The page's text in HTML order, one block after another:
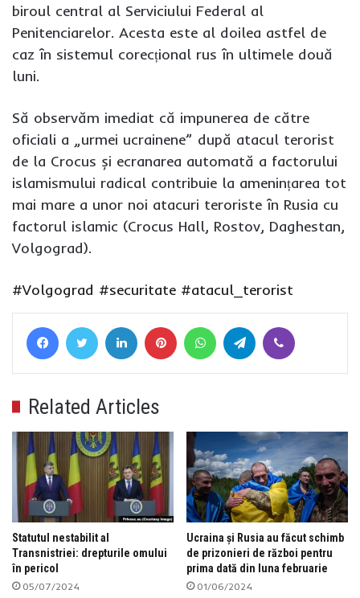
biroul central al Serviciului Federal al
Penitenciarelor. Acesta este al doilea astfel de
caz în sistemul corecțional rus în ultimele două
luni.
Să observăm imediat că impunerea de către
oficiali a „urmei ucrainene” după atacul terorist
de la Crocus și ecranarea automată a factorului
islamismului radical contribuie la amenințarea tot
mai mare a unor noi atacuri teroriste în Rusia cu
factorul islamic (Crocus Hall, Rostov, Daghestan,
Volgograd).
#Volgograd #securitate #atacul_terorist
FacebookTwitter LinkedIn Pinterest WhatsAppTelegram
Related Articles
Statutul nestabilit al
Transnistriei: drepturile omului
în pericol
05/07/2024
Ucraina și Rusia au făcut schimb
de prizonieri de război pentru
prima dată din luna februarie
01/06/2024